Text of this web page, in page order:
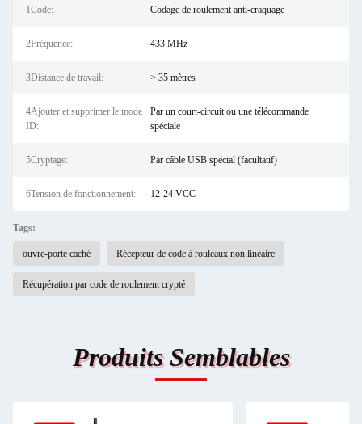
1Code: Codage de roulement anti-craquage
2Fréquence: 433 MHz
3Distance de travail: > 35 mètres
4Ajouter et supprimer le mode
ID:
Par un court-circuit ou une télécommande
spéciale
5Cryptage: Par câble USB spécial (facultatif)
6Tension de fonctionnement: 12-24 VCC
Tags:
ouvre-porte caché Récepteur de code à rouleaux non linéaire
Récupération par code de roulement crypté
Produits Semblables